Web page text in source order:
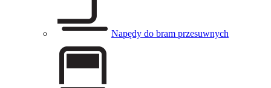
Napędy do bram przesuwnych